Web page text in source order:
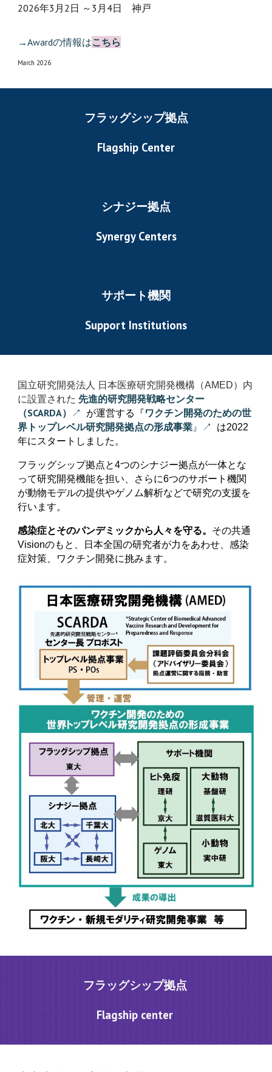
2026年3月 2 日 ～3月 4日 神戸
→Awardの情報はこちら
March 2026
フラッグシップ拠点
Flagship Center
シナジー拠点
Synergy Centers
サポート機関
Support Institutions
国立研究開発法人 日本医療研究開発機構（AMED）内
に設置された 先進的研究開発戦略センター
（SCARDA）
↗ が運営する『ワクチン開発のための世
界トップレベル研究開発拠点の形成事業 』 ↗
は2022
年にスタートしました。
フラッグシップ拠点と4つのシナジー拠点が一体とな
って研究開発機能を担い、さらに6つのサポート機関
が動物モデルの提供やゲノム解析などで研究の支援を
行います。
感染症とそのパンデミックから人々を守る。 その共通
Visionのもと、日本全国の研究者が力をあわせ、感染
症対策、ワクチン開発に挑みます。
フラッグシップ拠点
Flagship center